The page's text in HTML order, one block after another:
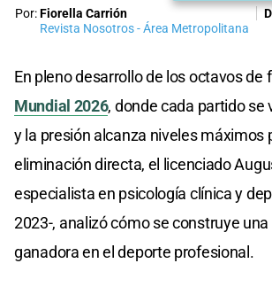
Por:Fiorella Carrión
Revista Nosotros - Área Metropolitana
En pleno desarrollo de los octavos de
Mundial 2026, donde cada partido se
y la presión alcanza niveles máximos
eliminación directa, el licenciado
especialista en psicología clínica y
2023-, analizó cómo se construye
ganadora en el deporte profesional.